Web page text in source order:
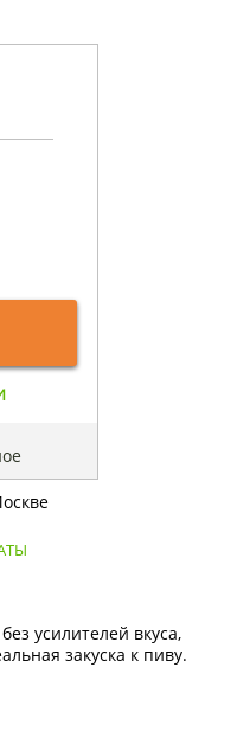
усилителей вкуса,
закуска к пиву.